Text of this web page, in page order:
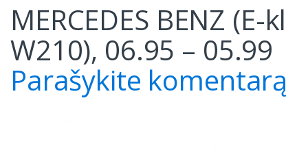
MERCEDES BENZ (E-kl
W210), 06.95 – 05.99
Parašykite komentarą